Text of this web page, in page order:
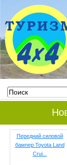
Передний силовой
бампер Toyota Land
Crui...